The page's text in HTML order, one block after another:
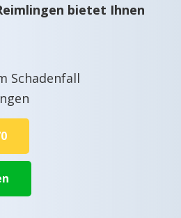
bietet Ihnen
Schadenfall